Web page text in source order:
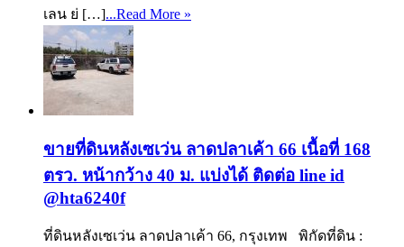
เลน ย่ […]...Read More »
ขายที่ดินหลังเซเว่น ลาดปลาเค้า 66 เนื้อที่ 168
ตรว. หน้ากว้าง 40 ม. แบ่งได้ ติดต่อ line id
@hta6240f
ที่ดินหลังเซเว่น ลาดปลาเค้า 66, กรุงเทพ พิกัดที่ดิน :